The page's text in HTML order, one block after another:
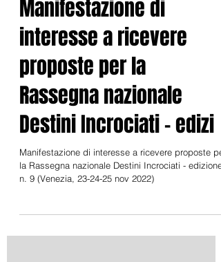
28 lug 2022
Manifestazione di
interesse a ricevere
proposte per la
Rassegna nazionale
Destini Incrociati - edizi